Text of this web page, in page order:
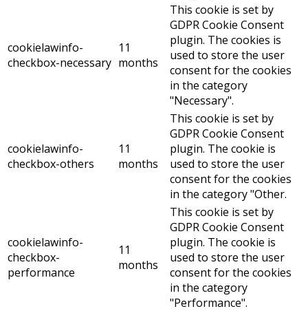
cookielawinfo-
checkbox-necessary
11
months
This cookie is set by
GDPR Cookie Consent
plugin. The cookies is
used to store the user
consent for the cookies
in the category
"Necessary".
cookielawinfo-
checkbox-others
11
months
This cookie is set by
GDPR Cookie Consent
plugin. The cookie is
used to store the user
consent for the cookies
in the category "Other.
cookielawinfo-
checkbox-
performance
11
months
This cookie is set by
GDPR Cookie Consent
plugin. The cookie is
used to store the user
consent for the cookies
in the category
"Performance".